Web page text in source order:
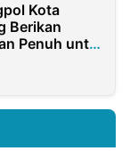
Kota
Berikan
Penuh untuk